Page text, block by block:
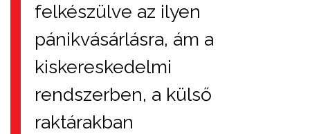
felkészülve az ilyen
pánikvásárlásra, ám a
kiskereskedelmi
rendszerben, a külső
raktárakban